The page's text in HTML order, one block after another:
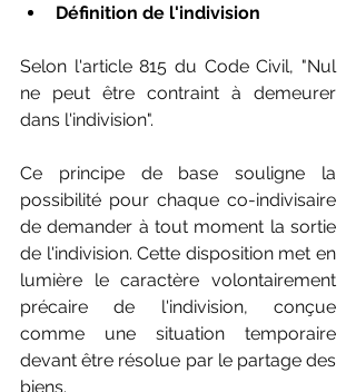
Définition de l'indivision
Selon l'article 815 du Code Civil, "Nul
ne peut être contraint à demeurer
dans l'indivision".
Ce principe de base souligne la
possibilité pour chaque co-indivisaire
de demander à tout moment la sortie
de l'indivision. Cette disposition met en
lumière le caractère volontairement
précaire de l'indivision, conçue
comme une situation temporaire
devant être résolue par le partage des
biens.